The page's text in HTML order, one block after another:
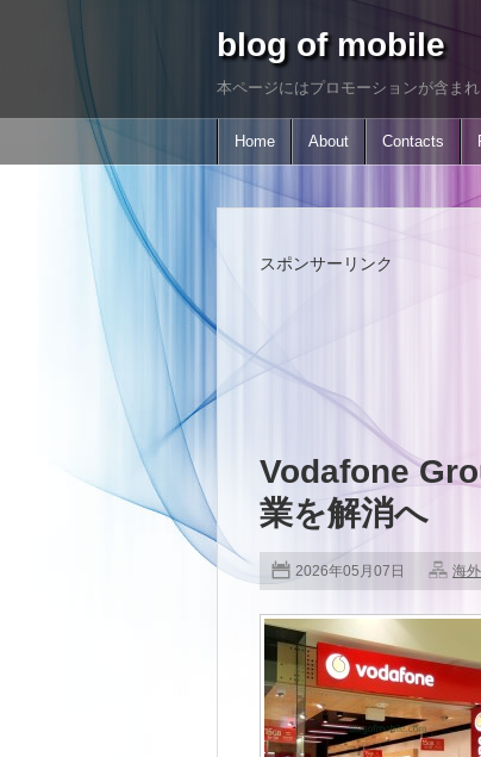
blog of mobile
本ページにはプロモーションが含まれ
Home About Contacts
スポンサーリンク
Vodafone
業を解消へ
2026年05月07日 海